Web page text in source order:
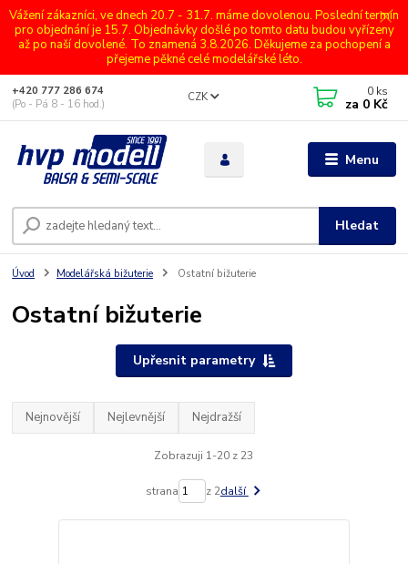
Vážení zákazníci, ve dnech 20.7 - 31.7. máme dovolenou. Poslední termín
pro objednání je 15.7. Objednávky došlé po tomto datu budou vyřízeny
až po naší dovolené. To znamená 3.8.2026. Děkujeme za pochopení a
přejeme pěkné celé modelářské léto.
Menu
CZK
Hledat
+420 777 286 674
(Po - Pá 8 - 16 hod.)
0 ks
za 0 Kč
Úvod Modelářská bižuterie Ostatní bižuterie
Ostatní bižuterie
Upřesnit parametry
Nejnovější Nejlevnější Nejdražší
Zobrazuji 1-20 z 23
strana z 2další